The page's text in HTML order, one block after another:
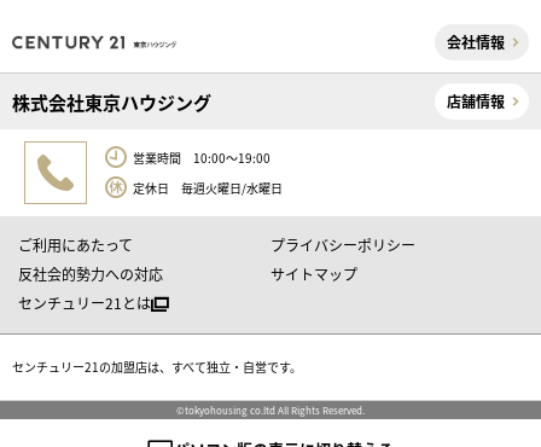
会社情報
株式会社東京ハウジング 店舗情報
営業時間 10:00～19:00
定休日 毎週火曜日/水曜日
ご利用にあたって
プライバシーポリシー
反社会的勢力への対応
サイトマップ
センチュリー21とは
センチュリー21の加盟店は、すべて独立・自営です。
©tokyohousing co.ltd All Rights Reserved.